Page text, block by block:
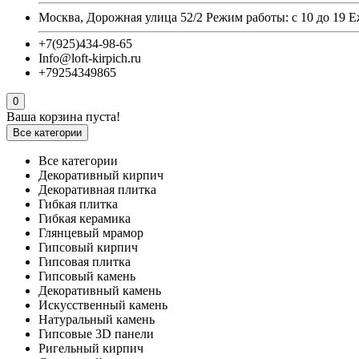
Москва, Дорожная улица 52/2 Режим работы: с 10 до 19
+7(925)434-98-65
Info@loft-kirpich.ru
+79254349865
0
Ваша корзина пуста!
Все категории
Все категории
Декоративный кирпич
Декоративная плитка
Гибкая плитка
Гибкая керамика
Глянцевый мрамор
Гипсовый кирпич
Гипсовая плитка
Гипсовый камень
Декоративный камень
Искусственный камень
Натуральный камень
Гипсовые 3D панели
Ригельный кирпич